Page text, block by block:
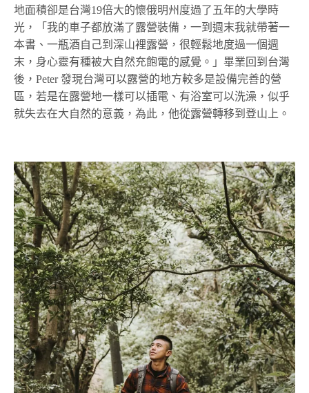
地面積卻是台灣19倍大的懷俄明州度過了五年的大學時
光，「我的車子都放滿了露營裝備，一到週末我就帶著一
本書、一瓶酒自己到深山裡露營，很輕鬆地度過一個週
末，身心靈有種被大自然充飽電的感覺。」畢業回到台灣
後，Peter 發現台灣可以露營的地方較多是設備完善的營
區，若是在露營地一樣可以插電、有浴室可以洗澡，似乎
就失去在大自然的意義，為此，他從露營轉移到登山上。